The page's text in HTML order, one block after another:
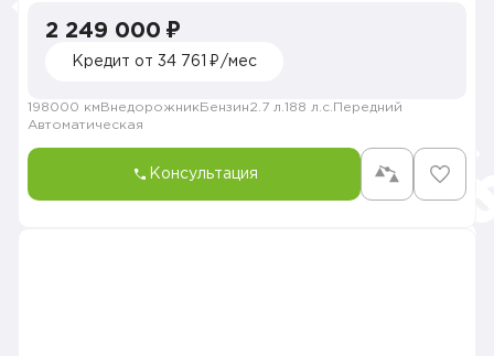
2 249 000 ₽
Кредит от 34 761 ₽/мес
198000 км Внедорожник Бензин2.7 л. 188 л.с. Передний
Автоматическая
Консультация